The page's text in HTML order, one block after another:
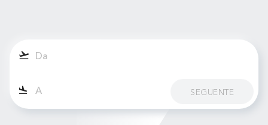
SEGUENTE